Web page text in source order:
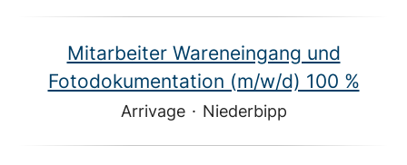
Mitarbeiter Wareneingang und
Fotodokumentation (m/w/d) 100 %
Arrivage · Niederbipp